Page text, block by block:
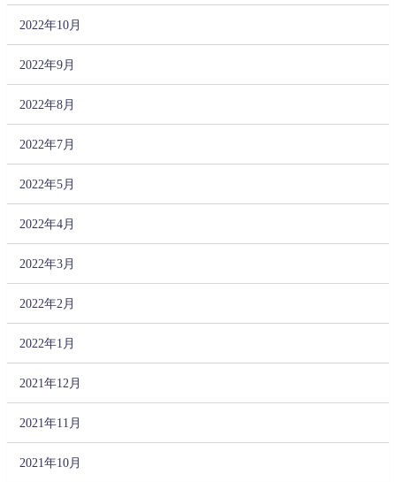
2022年10月
2022年9月
2022年8月
2022年7月
2022年5月
2022年4月
2022年3月
2022年2月
2022年1月
2021年12月
2021年11月
2021年10月